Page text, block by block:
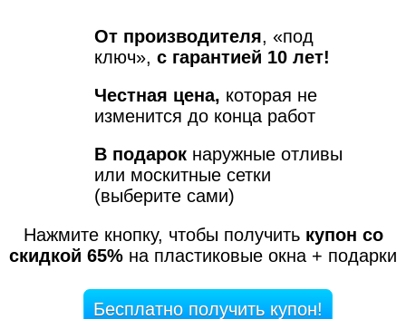
От производителя, «под
ключ», с гарантией 10 лет!
Честная цена, которая не
изменится до конца работ
В подарок наружные отливы
или москитные сетки
(выберите сами)
Нажмите кнопку, чтобы получить купон со
скидкой 65% на пластиковые окна + подарки
Бесплатно получить купон!